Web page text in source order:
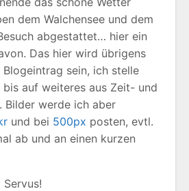
dem Walchensee und dem
abgestattet… hier ein
Das hier wird übrigens
sein, ich stelle
auf weiteres aus Zeit- und
Bilder werde ich aber
und bei 500px posten, evtl.
ab und an einen kurzen